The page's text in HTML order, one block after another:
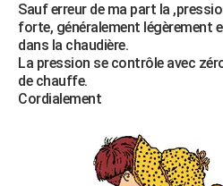
Sauf erreur de ma part la
forte, généralement légèrement
dans la chaudière.
La pression se contrôle avec
de chauffe.
Cordialement